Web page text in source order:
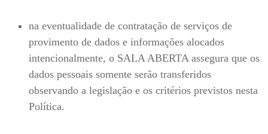
na eventualidade de contratação de serviços de
provimento de dados e informações alocados
intencionalmente, o SALA ABERTA assegura que os
dados pessoais somente serão transferidos
observando a legislação e os critérios previstos nesta
Política.